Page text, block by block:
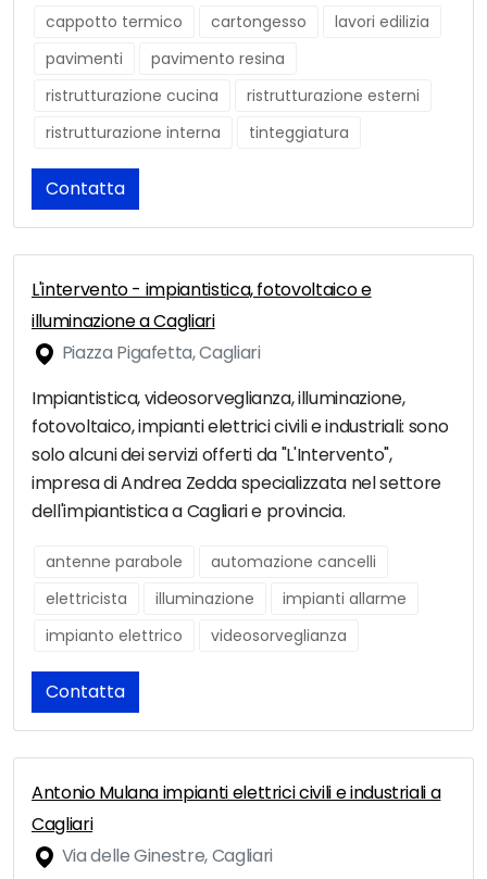
cappotto termico cartongesso
lavori edilizia
pavimenti
pavimento resina
ristrutturazione cucina
ristrutturazione esterni
ristrutturazione interna
tinteggiatura
Contatta
L'intervento - impiantistica, fotovoltaico e
illuminazione a Cagliari
Piazza Pigafetta, Cagliari
Impiantistica, videosorveglianza, illuminazione,
fotovoltaico, impianti elettrici civili e industriali: sono
solo alcuni dei servizi offerti da "L'Intervento",
impresa di Andrea Zedda specializzata nel settore
dell'impiantistica a Cagliari e provincia.
antenne parabole
automazione cancelli
elettricista
illuminazione
impianti allarme
impianto elettrico
videosorveglianza
Contatta
Antonio Mulana impianti elettrici civili e industriali a
Cagliari
Via delle Ginestre, Cagliari